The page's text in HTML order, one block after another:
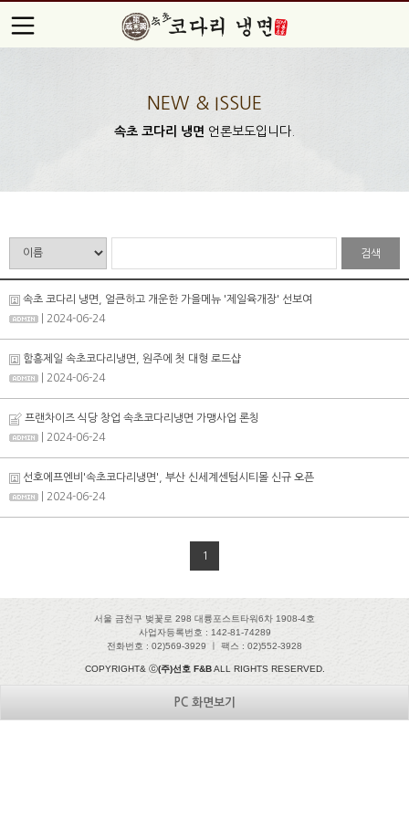
NEW & ISSUE
속초 코다리 냉면 언론보도입니다.
검색
속초 코다리 냉면, 얼큰하고 개운한 가을메뉴 '제일육개장' 선보여
| 2024-06-24
함흥제일 속초코다리냉면, 원주에 첫 대형 로드샵
| 2024-06-24
프랜차이즈 식당 창업 속초코다리냉면 가맹사업 론칭
| 2024-06-24
선호에프엔비'속초코다리냉면', 부산 신세계센텀시티몰 신규 오픈
| 2024-06-24
1
서울 금천구 벚꽃로 298 대륭포스트타워6차 1908-4호
사업자등록번호 : 142-81-74289
전화번호 : 02)569-3929 ㅣ 팩스 : 02)552-3928
COPYRIGHT& ⓒ(주)선호 F&BALL RIGHTS RESERVED.
PC 화면보기